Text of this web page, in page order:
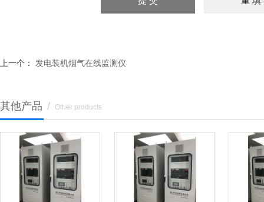
上一个： 发电装机烟气在线监测仪
其他产品 / Other products